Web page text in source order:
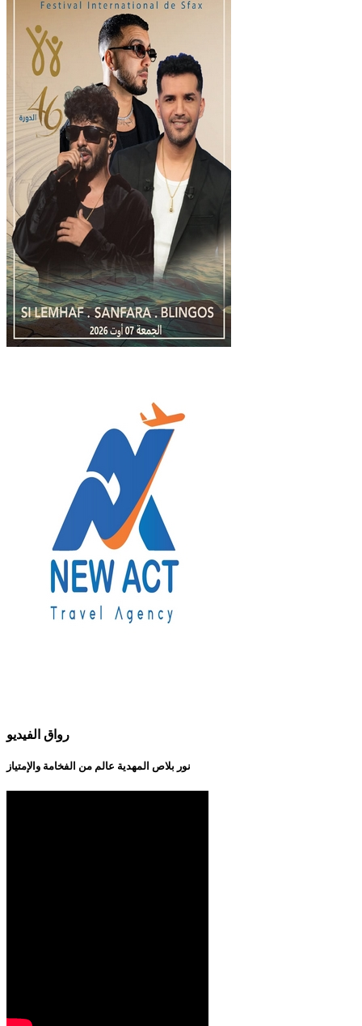
رواق الفيديو
نور بلاص المهدية عالم من الفخامة والإمتياز